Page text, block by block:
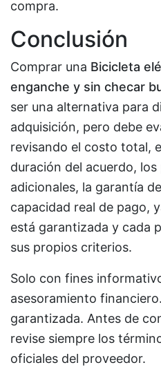
compra.
Conclusión
Comprar una Bicicleta
enganche y sin checar
ser una alternativa para
adquisición, pero debe
revisando el costo total,
duración del acuerdo,
adicionales, la garantía
capacidad real de pago,
está garantizada y cada
sus propios criterios.
Solo con fines
asesoramiento
garantizada. Antes de
revise siempre los
oficiales del proveedor.